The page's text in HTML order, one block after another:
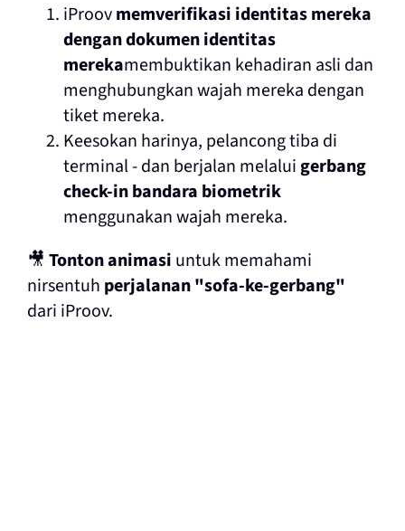
iProovmemverifikasi identitas mereka
dengan dokumen identitas
merekamembuktikan kehadiran asli dan
menghubungkan wajah mereka dengan
tiket mereka.
Keesokan harinya, pelancong tiba di
terminal - dan berjalan melaluigerbang
check-in bandara biometrik
menggunakan wajah mereka.
🎥 Tonton animasi untuk memahami
nirsentuh perjalanan "sofa-ke-gerbang"
dari iProov.